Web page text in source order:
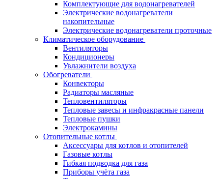
Комплектующие для водонагревателей
Электрические водонагреватели
накопительные
Электрические водонагреватели проточные
Климатическое оборудование
Вентиляторы
Кондиционеры
Увлажнители воздуха
Обогреватели
Конвекторы
Радиаторы масляные
Тепловентиляторы
Тепловые завесы и инфракрасные панели
Тепловые пушки
Электрокамины
Отопительные котлы
Аксессуары для котлов и отопителей
Газовые котлы
Гибкая подводка для газа
Приборы учёта газа